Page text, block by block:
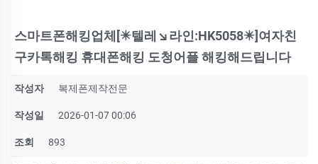
스마트폰해킹업체[✴️텔레↘라인:HK5058✴️]여자친
구카톡해킹 휴대폰해킹 도청어플 해킹해드립니다
작성자 복제폰제작전문
작성일 2026-01-07 00:06
조회 893